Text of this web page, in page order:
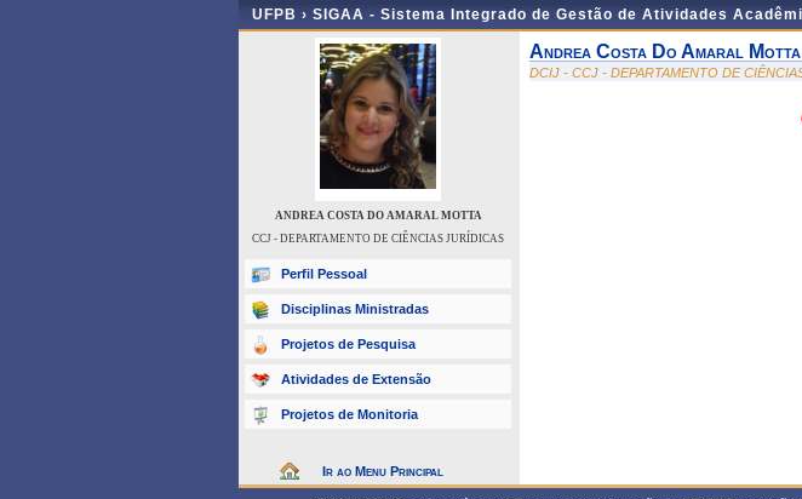
UFPB › SIGAA - Sistema Integrado de Gestão de Atividades
ANDREA COSTA DO AMARAL MOTTA
CCJ - DEPARTAMENTO DE CIÊNCIAS JURÍDICAS
Perfil Pessoal
Disciplinas Ministradas
Projetos de Pesquisa
Atividades de Extensão
Projetos de Monitoria
Ir ao Menu Principal
Andrea Costa Do Amaral Motta
DCIJ - CCJ - DEPARTAMENTO DE